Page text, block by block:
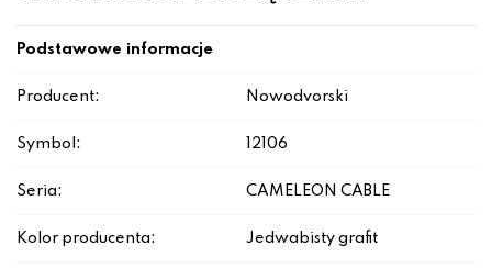
Podstawowe informacje
Producent: Nowodvorski
Symbol: 12106
Seria: CAMELEON CABLE
Kolor producenta: Jedwabisty grafit